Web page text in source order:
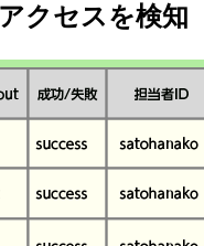
クセスを検知